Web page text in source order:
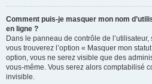
Comment puis-je masquer mon nom
en ligne ?
Dans le panneau de contrôle de
vous trouverez l’option « Masquer mon
option, vous ne serez visible que des
vous-même. Vous serez alors comptabilisé
invisible.